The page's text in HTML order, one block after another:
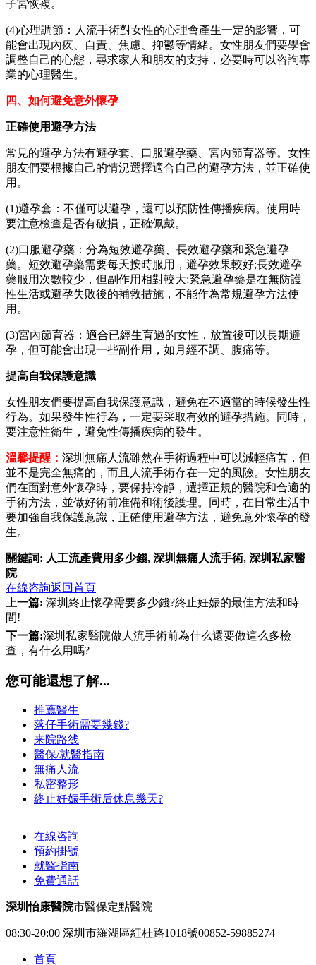
子宮恢複。
(4)心理調節：人流手術對女性的心理會產生一定的影響，可
能會出現內疚、自責、焦慮、抑鬱等情緒。女性朋友們要學會
調整自己的心態，尋求家人和朋友的支持，必要時可以咨詢專
業的心理醫生。
四、如何避免意外懷孕
正確使用避孕方法
常見的避孕方法有避孕套、口服避孕藥、宮內節育器等。女性
朋友們要根據自己的情況選擇適合自己的避孕方法，並正確使
用。
(1)避孕套：不僅可以避孕，還可以預防性傳播疾病。使用時
要注意檢查是否有破損，正確佩戴。
(2)口服避孕藥：分為短效避孕藥、長效避孕藥和緊急避孕
藥。短效避孕藥需要每天按時服用，避孕效果較好;長效避孕
藥服用次數較少，但副作用相對較大;緊急避孕藥是在無防護
性生活或避孕失敗後的補救措施，不能作為常規避孕方法使
用。
(3)宮內節育器：適合已經生育過的女性，放置後可以長期避
孕，但可能會出現一些副作用，如月經不調、腹痛等。
提高自我保護意識
女性朋友們要提高自我保護意識，避免在不適當的時候發生性
行為。如果發生性行為，一定要采取有效的避孕措施。同時，
要注意性衛生，避免性傳播疾病的發生。
溫馨提醒： 深圳無痛人流雖然在手術過程中可以減輕痛苦，但
並不是完全無痛的，而且人流手術存在一定的風險。女性朋友
們在面對意外懷孕時，要保持冷靜，選擇正規的醫院和合適的
手術方法，並做好術前准備和術後護理。同時，在日常生活中
要加強自我保護意識，正確使用避孕方法，避免意外懷孕的發
生。
關鍵詞: 人工流產費用多少錢, 深圳無痛人流手術, 深圳私家醫
院
在線咨詢返回首頁
上一篇: 深圳終止懷孕需要多少錢?終止妊娠的最佳方法和時
間!
下一篇:深圳私家醫院做人流手術前為什么還要做這么多檢
查，有什么用嗎?
您可能還想了解...
推薦醫生
落仔手術需要幾錢?
来院路线
醫保/就醫指南
無痛人流
私密整形
終止妊娠手術后休息幾天?
在線咨詢
預約掛號
就醫指南
免費通話
深圳怡康醫院市醫保定點醫院
08:30-20:00 深圳市羅湖區紅桂路1018號00852-59885274
首頁